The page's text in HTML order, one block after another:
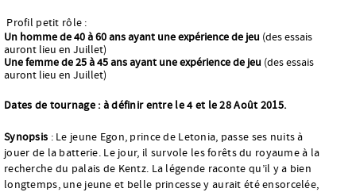
Profil petit rôle :
Un homme de 40 à 60 ans ayant une expérience de jeu (des essais
auront lieu en Juillet)
Une femme de 25 à 45 ans ayant une expérience de jeu (des essais
auront lieu en Juillet)
Dates de tournage : à définir entre le 4 et le 28 Août 2015.
Synopsis : Le jeune Egon, prince de Letonia, passe ses nuits à
jouer de la batterie. Le jour, il survole les forêts du royaume à la
recherche du palais de Kentz. La légende raconte qu’il y a bien
longtemps, une jeune et belle princesse y aurait été ensorcelée,